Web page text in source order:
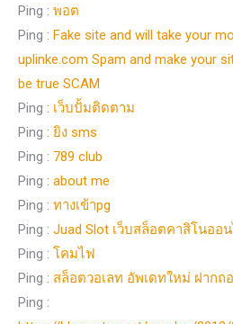
Ping : พอต
Ping : Fake site and will take your
uplinke.com Spam and make your
be true SCAM
Ping : เว็บปั้มติดตาม
Ping : ยิง sms
Ping : 789 club
Ping : about me
Ping : ทางเข้าpg
Ping : Juad Slot เว็บสล็อตคาสิโนออ
Ping : โคมไฟ
Ping : สล็อตวอเลท อัพเดทใหม่ ฝากถ
Ping :